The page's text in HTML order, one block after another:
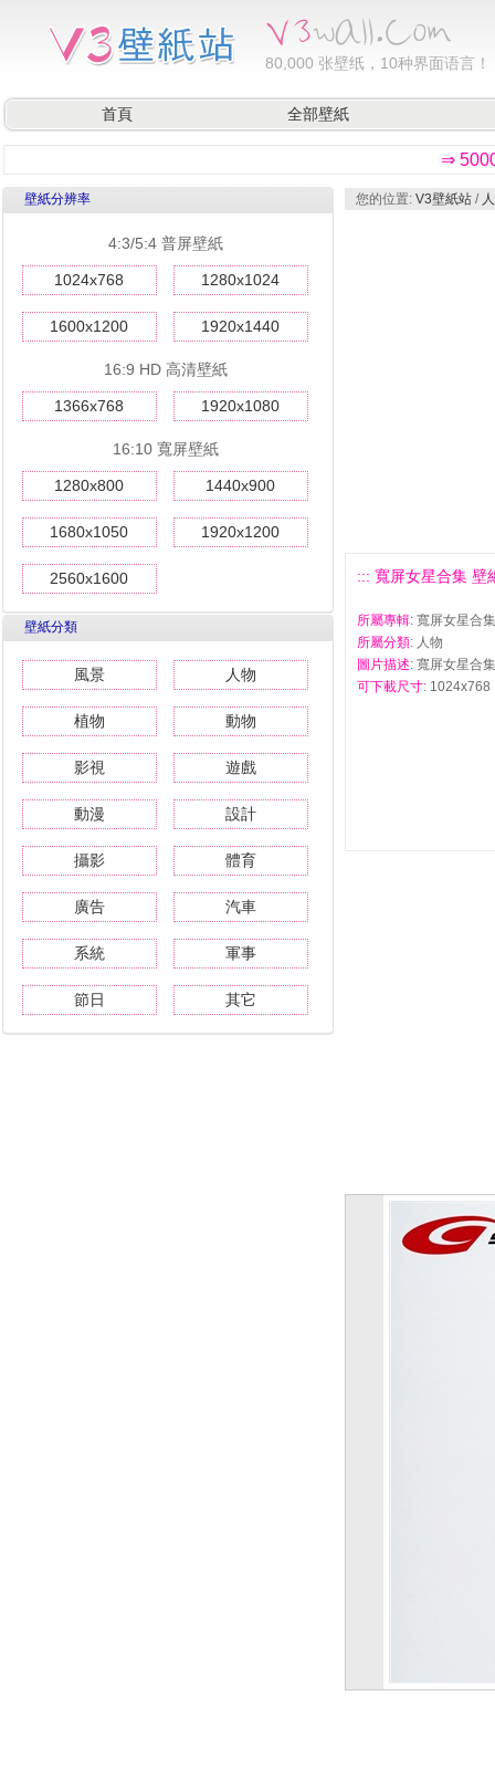
80,000 张壁纸，10种界面语言！
首頁 全部壁紙
⇒
壁紙分辨率
4:3/5:4 普屏壁紙
1024x768 1280x1024
1600x1200 1920x1440
16:9 HD 高清壁紙
1366x768 1920x1080
16:10 寬屏壁紙
1280x800 1440x900
1680x1050 1920x1200
2560x1600
壁紙分類
風景 人物
植物 動物
影視 遊戲
動漫 設計
攝影 體育
廣告 汽車
系統 軍事
節日 其它
您的位置: V3壁紙站 /
::: 寬屏女星合集 壁
所屬專輯: 寬屏女星合
所屬分類: 人物
圖片描述: 寬屏女星合
可下載尺寸: